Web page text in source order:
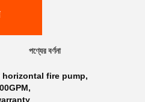
পণ্যের বর্ণনা
horizontal fire pump,
,